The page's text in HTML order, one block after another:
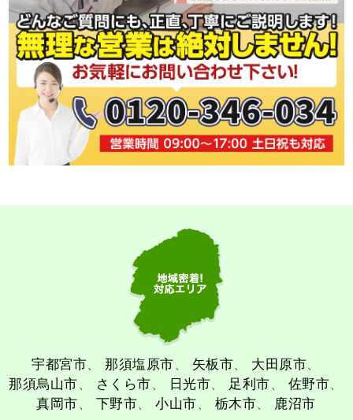
宇都宮市 那須塩原市 矢板市
大田原市
那須烏山市
さくら市 日光市 足利市
佐野市
真岡市
下野市 小山市 栃木市 鹿沼市